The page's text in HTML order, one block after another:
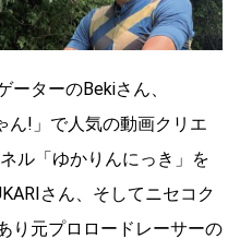
ターのBekiさん、
ん!」で人気の動画クリエ
ル「ゆかりんにっき」を
さん、そしてニセコク
り元プロロードレーサーの